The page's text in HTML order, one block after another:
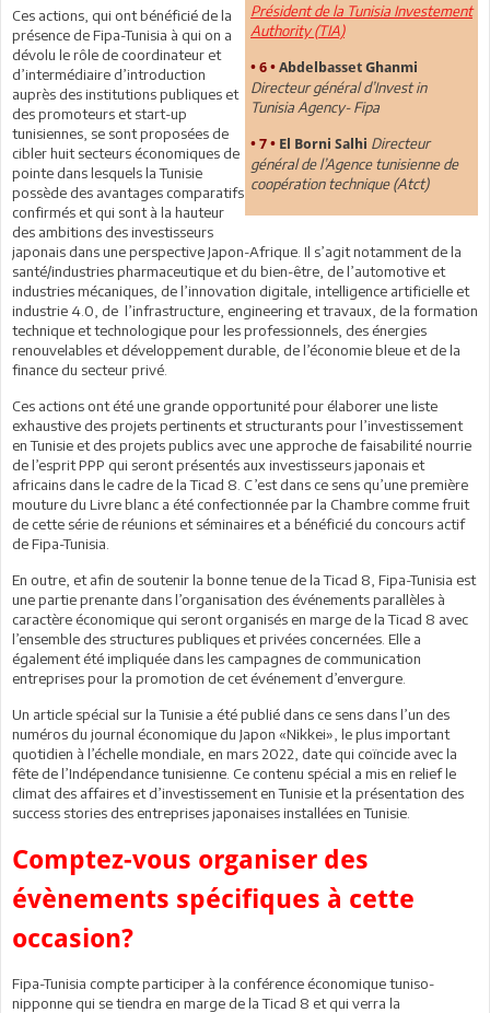
Président de la Tunisia Investement
Authority (TIA)
• 6 • Abdelbasset Ghanmi
Directeur général d’Invest in
Tunisia Agency- Fipa
• 7 • El Borni Salhi Directeur
général de l’Agence tunisienne de
coopération technique (Atct)
Ces actions, qui ont bénéficié de la
présence de Fipa-Tunisia à qui on a
dévolu le rôle de coordinateur et
d’intermédiaire d’introduction
auprès des institutions publiques et
des promoteurs et start-up
tunisiennes, se sont proposées de
cibler huit secteurs économiques de
pointe dans lesquels la Tunisie
possède des avantages comparatifs
confirmés et qui sont à la hauteur
des ambitions des investisseurs
japonais dans une perspective Japon-Afrique. Il s’agit notamment de la
santé/industries pharmaceutique et du bien-être, de l’automotive et
industries mécaniques, de l’innovation digitale, intelligence artificielle et
industrie 4.0, de l’infrastructure, engineering et travaux, de la formation
technique et technologique pour les professionnels, des énergies
renouvelables et développement durable, de l’économie bleue et de la
finance du secteur privé.
Ces actions ont été une grande opportunité pour élaborer une liste
exhaustive des projets pertinents et structurants pour l’investissement
en Tunisie et des projets publics avec une approche de faisabilité nourrie
de l’esprit PPP qui seront présentés aux investisseurs japonais et
africains dans le cadre de la Ticad 8. C’est dans ce sens qu’une première
mouture du Livre blanc a été confectionnée par la Chambre comme fruit
de cette série de réunions et séminaires et a bénéficié du concours actif
de Fipa-Tunisia.
En outre, et afin de soutenir la bonne tenue de la Ticad 8, Fipa-Tunisia est
une partie prenante dans l’organisation des événements parallèles à
caractère économique qui seront organisés en marge de la Ticad 8 avec
l’ensemble des structures publiques et privées concernées. Elle a
également été impliquée dans les campagnes de communication
entreprises pour la promotion de cet événement d’envergure.
Un article spécial sur la Tunisie a été publié dans ce sens dans l’un des
numéros du journal économique du Japon «Nikkei», le plus important
quotidien à l’échelle mondiale, en mars 2022, date qui coïncide avec la
fête de l’Indépendance tunisienne. Ce contenu spécial a mis en relief le
climat des affaires et d’investissement en Tunisie et la présentation des
success stories des entreprises japonaises installées en Tunisie.
Comptez-vous organiser des
évènements spécifiques à cette
occasion?
Fipa-Tunisia compte participer à la conférence économique tuniso-
nipponne qui se tiendra en marge de la Ticad 8 et qui verra la